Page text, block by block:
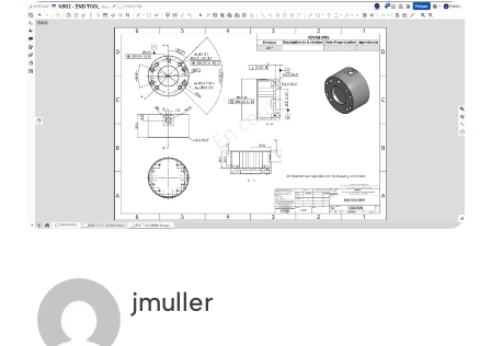
jmuller